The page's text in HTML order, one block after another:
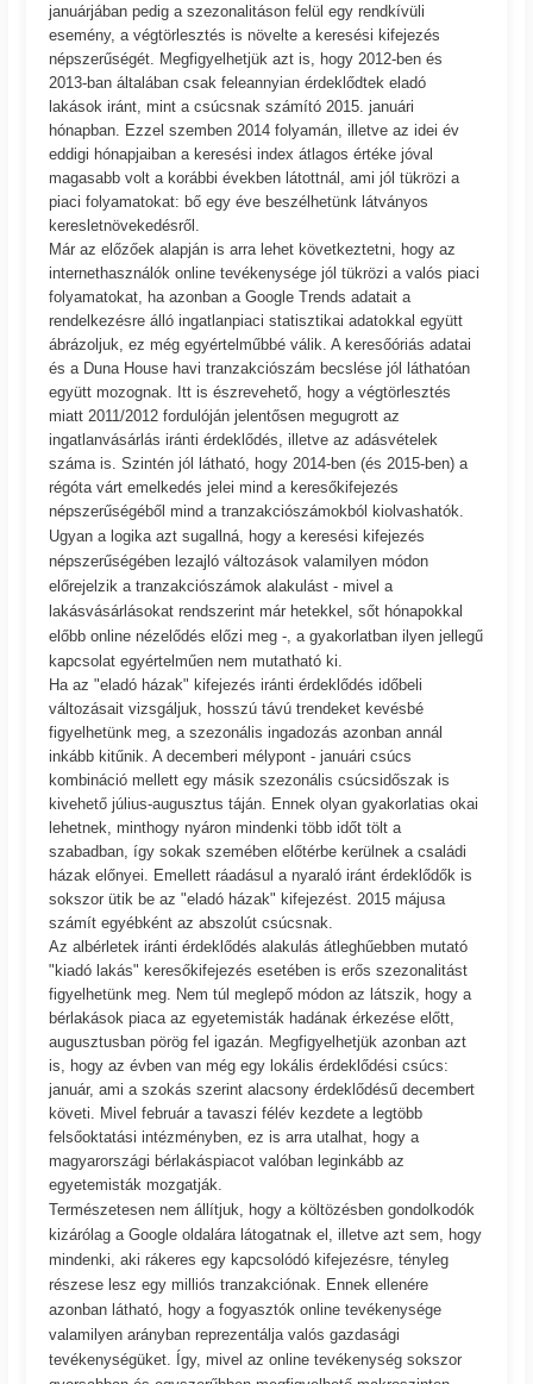
januárjában pedig a szezonalitáson felül egy rendkívüli
esemény, a végtörlesztés is növelte a keresési kifejezés
népszerűségét. Megfigyelhetjük azt is, hogy 2012-ben és
2013-ban általában csak feleannyian érdeklődtek eladó
lakások iránt, mint a csúcsnak számító 2015. januári
hónapban. Ezzel szemben 2014 folyamán, illetve az idei év
eddigi hónapjaiban a keresési index átlagos értéke jóval
magasabb volt a korábbi években látottnál, ami jól tükrözi a
piaci folyamatokat: bő egy éve beszélhetünk látványos
keresletnövekedésről.
Már az előzőek alapján is arra lehet következtetni, hogy az
internethasználók online tevékenysége jól tükrözi a valós piaci
folyamatokat, ha azonban a Google Trends adatait a
rendelkezésre álló ingatlanpiaci statisztikai adatokkal együtt
ábrázoljuk, ez még egyértelműbbé válik. A keresőóriás adatai
és a Duna House havi tranzakciószám becslése jól láthatóan
együtt mozognak. Itt is észrevehető, hogy a végtörlesztés
miatt 2011/2012 fordulóján jelentősen megugrott az
ingatlanvásárlás iránti érdeklődés, illetve az adásvételek
száma is. Szintén jól látható, hogy 2014-ben (és 2015-ben) a
régóta várt emelkedés jelei mind a keresőkifejezés
népszerűségéből mind a tranzakciószámokból kiolvashatók.
Ugyan a logika azt sugallná, hogy a keresési kifejezés
népszerűségében lezajló változások valamilyen módon
előrejelzik a tranzakciószámok alakulást - mivel a
lakásvásárlásokat rendszerint már hetekkel, sőt hónapokkal
előbb online nézelődés előzi meg -, a gyakorlatban ilyen jellegű
kapcsolat egyértelműen nem mutatható ki.
Ha az "eladó házak" kifejezés iránti érdeklődés időbeli
változásait vizsgáljuk, hosszú távú trendeket kevésbé
figyelhetünk meg, a szezonális ingadozás azonban annál
inkább kitűnik. A decemberi mélypont - januári csúcs
kombináció mellett egy másik szezonális csúcsidőszak is
kivehető július-augusztus táján. Ennek olyan gyakorlatias okai
lehetnek, minthogy nyáron mindenki több időt tölt a
szabadban, így sokak szemében előtérbe kerülnek a családi
házak előnyei. Emellett ráadásul a nyaraló iránt érdeklődők is
sokszor ütik be az "eladó házak" kifejezést. 2015 májusa
számít egyébként az abszolút csúcsnak.
Az albérletek iránti érdeklődés alakulás átleghűebben mutató
"kiadó lakás" keresőkifejezés esetében is erős szezonalitást
figyelhetünk meg. Nem túl meglepő módon az látszik, hogy a
bérlakások piaca az egyetemisták hadának érkezése előtt,
augusztusban pörög fel igazán. Megfigyelhetjük azonban azt
is, hogy az évben van még egy lokális érdeklődési csúcs:
január, ami a szokás szerint alacsony érdeklődésű decembert
követi. Mivel február a tavaszi félév kezdete a legtöbb
felsőoktatási intézményben, ez is arra utalhat, hogy a
magyarországi bérlakáspiacot valóban leginkább az
egyetemisták mozgatják.
Természetesen nem állítjuk, hogy a költözésben gondolkodók
kizárólag a Google oldalára látogatnak el, illetve azt sem, hogy
mindenki, aki rákeres egy kapcsolódó kifejezésre, tényleg
részese lesz egy milliós tranzakciónak. Ennek ellenére
azonban látható, hogy a fogyasztók online tevékenysége
valamilyen arányban reprezentálja valós gazdasági
tevékenységüket. Így, mivel az online tevékenység sokszor